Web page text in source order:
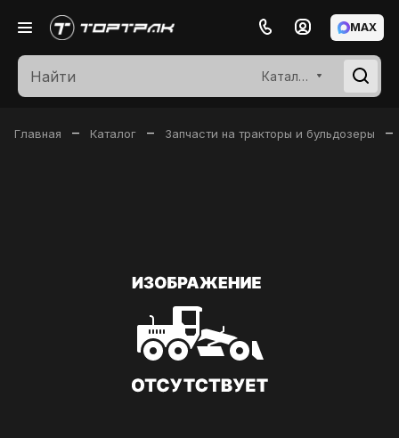
Каталог
MAX
Главная – Каталог – Запчасти на тракторы и бульдозеры –